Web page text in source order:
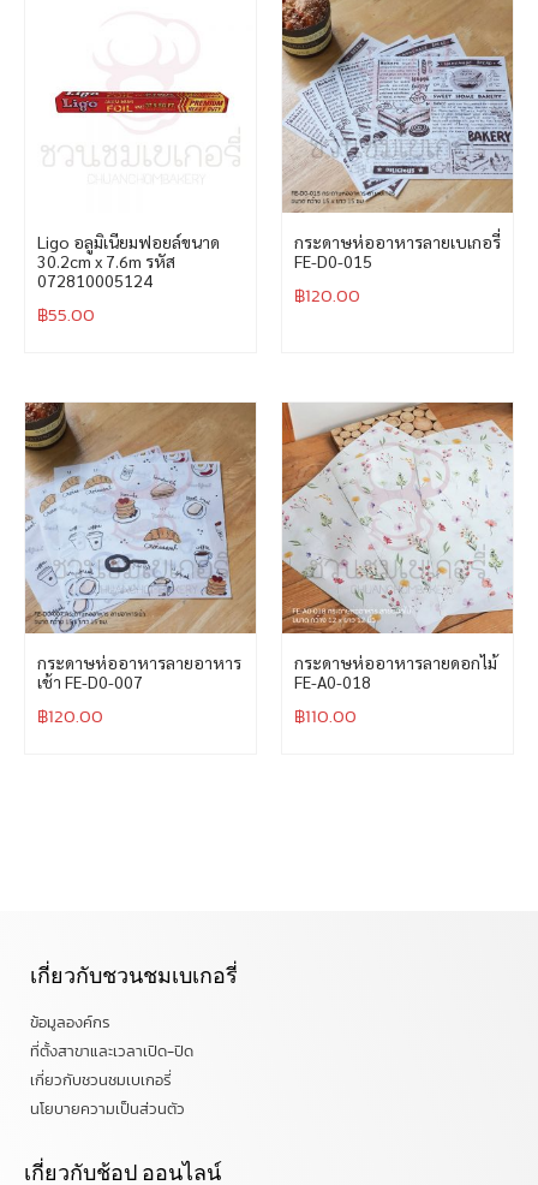
Ligo อลูมิเนียมฟอยล์ขนาด
30.2cm x 7.6m รหัส
072810005124
฿55.00
กระดาษห่ออาหารลายเบเกอรี่
FE-D0-015
฿120.00
กระดาษห่ออาหารลายอาหาร
เช้า FE-D0-007
฿120.00
กระดาษห่ออาหารลายดอกไม้
FE-A0-018
฿110.00
เกี่ยวกับชวนชมเบเกอรี่
ข้อมูลองค์กร
ที่ตั้งสาขาและเวลาเปิด-ปิด
เกี่ยวกับชวนชมเบเกอรี่
นโยบายความเป็นส่วนตัว
เกี่ยวกับช้อป ออนไลน์